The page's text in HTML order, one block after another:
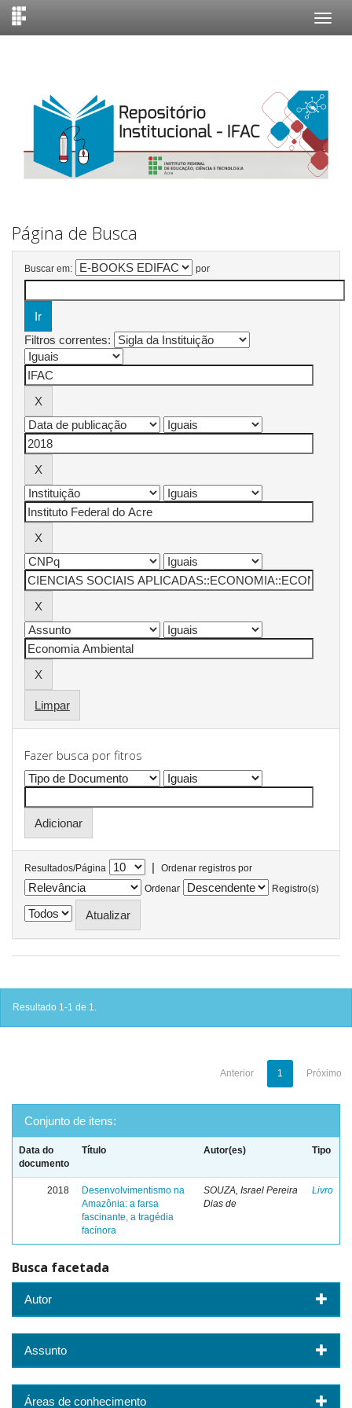
Página de Busca
Buscar em: por
Filtros correntes:
Limpar
Fazer busca por fitros
Resultados/Página |
Ordenar registros por
Ordenar
Registro(s)
Resultado 1-1 de 1.
Anterior 1 Próximo
Conjunto de itens:
Data do
documento
Título Autor(es) Tipo
2018
Desenvolvimentismo na
Amazônia: a farsa
fascinante, a tragédia
facínora
SOUZA, Israel Pereira
Dias de
Livro
Busca facetada
Autor
Assunto
Áreas de conhecimento